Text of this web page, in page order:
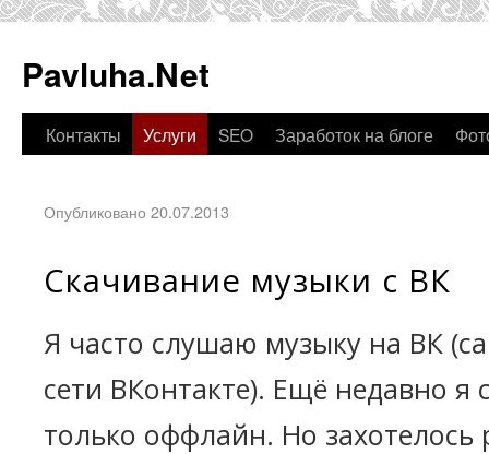
Pavluha.Net
Контакты Услуги SEO Заработок на блоге
Опубликовано 20.07.2013
Скачивание музыки с ВК
Я часто слушаю музыку на ВК
сети ВКонтакте). Ещё недавно я
только оффлайн. Но захотелось